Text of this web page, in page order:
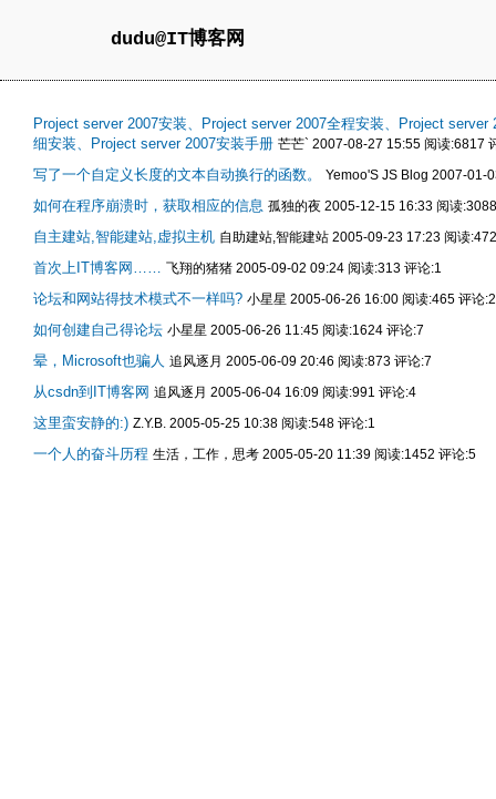
dudu@IT博客网
Project server 2007安装、Project server 2007全程安装、Project
细安装、Project server 2007安装手册 芒芒` 2007-08-27 15:55 阅读:6817
写了一个自定义长度的文本自动换行的函数。 Yemoo'S JS Blog 2007-01-
如何在程序崩溃时，获取相应的信息 孤独的夜 2005-12-15 16:33 阅读
自主建站,智能建站,虚拟主机 自助建站,智能建站 2005-09-23 17:23 阅读
首次上IT博客网…… 飞翔的猪猪 2005-09-02 09:24 阅读:313 评论:1
论坛和网站得技术模式不一样吗? 小星星 2005-06-26 16:00 阅读:465 评论:2
如何创建自己得论坛 小星星 2005-06-26 11:45 阅读:1624 评论:7
晕，Microsoft也骗人 追风逐月 2005-06-09 20:46 阅读:873 评论:7
从csdn到IT博客网 追风逐月 2005-06-04 16:09 阅读:991 评论:4
这里蛮安静的:) Z.Y.B. 2005-05-25 10:38 阅读:548 评论:1
一个人的奋斗历程 生活，工作，思考 2005-05-20 11:39 阅读:1452 评论:5